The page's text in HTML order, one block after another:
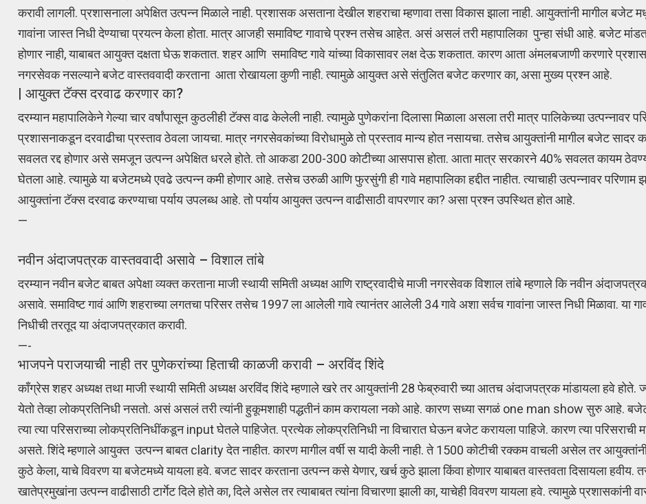
करावी लागली. प्रशासनाला अपेक्षित उत्पन्न मिळाले नाही. प्रशासक असताना देखील शहराचा म्हणावा तसा विकास झाला नाही. आयुक्तांनी मागील बजेट
गावांना जास्त निधी देण्याचा प्रयत्न केला होता. मात्र आजही समाविष्ट गावाचे प्रश्न तसेच आहेत. असं असलं तरी महापालिका पुन्हा संधी आहे. बजेट
होणार नाही, याबाबत आयुक्त दक्षता घेऊ शकतात. शहर आणि समाविष्ट गावे यांच्या विकासावर लक्ष देऊ शकतात. कारण आता अंमलबजाणी करणारे
नगरसेवक नसल्याने बजेट वास्तववादी करताना आता रोखायला कुणी नाही. त्यामुळे आयुक्त असे संतुलित बजेट करणार का, असा मुख्य प्रश्न आहे.
| आयुक्त टॅक्स दरवाढ करणार का?
दरम्यान महापालिकेने गेल्या चार वर्षांपासून कुठलीही टॅक्स वाढ केलेली नाही. त्यामुळे पुणेकरांना दिलासा मिळाला असला तरी मात्र पालिकेच्या उत्पन्नावर
प्रशासनाकडून दरवाढीचा प्रस्ताव ठेवला जायचा. मात्र नगरसेवकांच्या विरोधामुळे तो प्रस्ताव मान्य होत नसायचा. तसेच आयुक्तांनी मागील बजेट सादर
सवलत रद्द होणार असे समजून उत्पन्न अपेक्षित धरले होते. तो आकडा 200-300 कोटीच्या आसपास होता. आता मात्र सरकारने 40% सवलत कायम
घेतला आहे. त्यामुळे या बजेटमध्ये एवढे उत्पन्न कमी होणार आहे. तसेच उरुळी आणि फुरसुंगी ही गावे महापालिका हद्दीत नाहीत. त्याचाही उत्पन्नावर परिणाम
आयुक्तांना टॅक्स दरवाढ करण्याचा पर्याय उपलब्ध आहे. तो पर्याय आयुक्त उत्पन्न वाढीसाठी वापरणार का? असा प्रश्न उपस्थित होत आहे.
—
नवीन अंदाजपत्रक वास्तववादी असावे – विशाल तांबे
दरम्यान नवीन बजेट बाबत अपेक्षा व्यक्त करताना माजी स्थायी समिती अध्यक्ष आणि राष्ट्रवादीचे माजी नगरसेवक विशाल तांबे म्हणाले कि नवीन
असावे. समाविष्ट गावं आणि शहराच्या लगतचा परिसर तसेच 1997 ला आलेली गावे त्यानंतर आलेली 34 गावे अशा सर्वच गावांना जास्त निधी मिळावा. या
निधीची तरतूद या अंदाजपत्रकात करावी.
—-
भाजपने पराजयाची नाही तर पुणेकरांच्या हिताची काळजी करावी – अरविंद शिंदे
काँग्रेस शहर अध्यक्ष तथा माजी स्थायी समिती अध्यक्ष अरविंद शिंदे म्हणाले खरे तर आयुक्तांनी 28 फेब्रुवारी च्या आतच अंदाजपत्रक मांडायला हवे होते.
येतो तेव्हा लोकप्रतिनिधी नसतो. असं असलं तरी त्यांनी हुकूमशाही पद्धतीनं काम करायला नको आहे. कारण सध्या सगळं one man show सुरु आहे.
त्या त्या परिसराच्या लोकप्रतिनिधींकडून input घेतले पाहिजेत. प्रत्येक लोकप्रतिनिधी ना विचारात घेऊन बजेट करायला पाहिजे. कारण त्या परिसराची
असते. शिंदे म्हणाले आयुक्त उत्पन्न बाबत clarity देत नाहीत. कारण मागील वर्षी स यादी केली नाही. ते 1500 कोटीची रक्कम वाचली असेल तर आयुक्तांनी
कुठे केला, याचे विवरण या बजेटमध्ये यायला हवे. बजट सादर करताना उत्पन्न कसे येणार, खर्च कुठे झाला किंवा होणार याबाबत वास्तवता दिसायला हवीय.
खातेप्रमुखांना उत्पन्न वाढीसाठी टार्गेट दिले होते का, दिले असेल तर त्याबाबत त्यांना विचारणा झाली का, याचेही विवरण यायला हवे. त्यामुळे प्रशासकांनी